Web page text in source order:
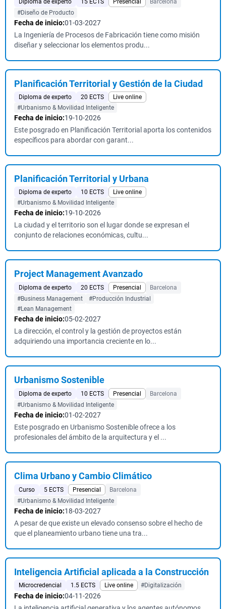
Diploma de experto 15 ECTS Presencial
Barcelona
#Diseño de Producto
Fecha de inicio:01-03-2027
La Ingeniería de Procesos de Fabricación tiene como misión
diseñar y seleccionar los elementos produ...
Planificación Territorial y Gestión de la Ciudad
Diploma de experto 20 ECTS
Live online
#Urbanismo & Movilidad Inteligente
Fecha de inicio:19-10-2026
Este posgrado en Planificación Territorial aporta los contenidos
específicos para abordar con garant...
Planificación Territorial y Urbana
Diploma de experto 10 ECTS
Live online
#Urbanismo & Movilidad Inteligente
Fecha de inicio:19-10-2026
La ciudad y el territorio son el lugar donde se expresan el
conjunto de relaciones económicas, cultu...
Project Management Avanzado
Diploma de experto 20 ECTS Presencial
Barcelona
#Business Management
#Producción Industrial
#Lean Management
Fecha de inicio:05-02-2027
La dirección, el control y la gestión de proyectos están
adquiriendo una importancia creciente en lo...
Urbanismo Sostenible
Diploma de experto 10 ECTS Presencial
Barcelona
#Urbanismo & Movilidad Inteligente
Fecha de inicio:01-02-2027
Este posgrado en Urbanismo Sostenible ofrece a los
profesionales del ámbito de la arquitectura y el ...
Clima Urbano y Cambio Climático
Curso 5 ECTS Presencial
Barcelona
#Urbanismo & Movilidad Inteligente
Fecha de inicio:18-03-2027
A pesar de que existe un elevado consenso sobre el hecho de
que el planeamiento urbano tiene una tra...
Inteligencia Artificial aplicada a la Construcción
Microcredencial 1.5 ECTS Live online #Digitalización
Fecha de inicio:04-11-2026